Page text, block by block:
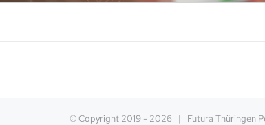
© Copyright 2019 - 2026 | Futura Thüringen